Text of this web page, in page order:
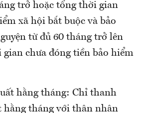
trở hoặc tổng thời gian
xã hội bắt buộc và bảo
từ đủ 60 tháng trở lên
chưa đóng tiền bảo hiểm
hằng tháng: Chỉ thanh
hằng tháng với thân nhân